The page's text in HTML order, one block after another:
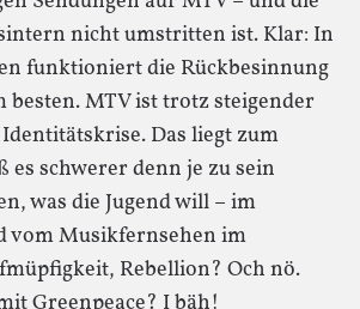
nicht umstritten ist. Klar: In
funktioniert die Rückbesinnung
besten. MTV ist trotz steigender
Das liegt zum
es schwerer denn je zu sein
was die Jugend will – im
vom Musikfernsehen im
Rebellion? Och nö.